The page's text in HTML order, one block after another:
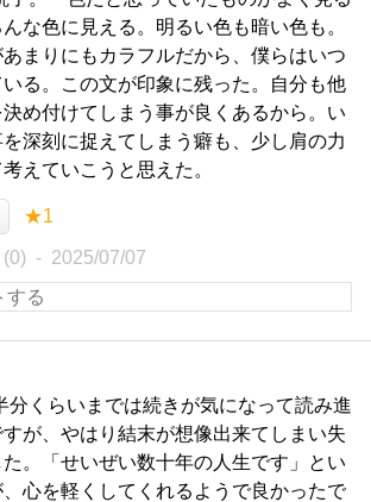
な色に見える。明るい色も暗い色も。
あまりにもカラフルだから、僕らはいつ
いる。この文が印象に残った。自分も他
決め付けてしまう事が良くあるから。い
深刻に捉えてしまう癖も、少し肩の力
えていこうと思えた。
★1
2025/07/07
分くらいまでは続きが気になって読み進
が、やはり結末が想像出来てしまい失
。「せいぜい数十年の人生です」とい
、心を軽くしてくれるようで良かったで